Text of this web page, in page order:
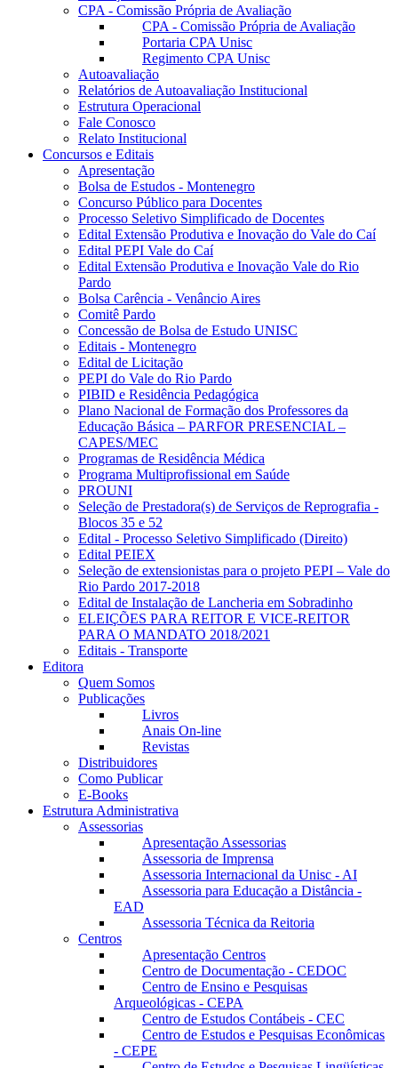
CPA - Comissão Própria de Avaliação
CPA - Comissão Própria de Avaliação
Portaria CPA Unisc
Regimento CPA Unisc
Autoavaliação
Relatórios de Autoavaliação Institucional
Estrutura Operacional
Fale Conosco
Relato Institucional
Concursos e Editais
Apresentação
Bolsa de Estudos - Montenegro
Concurso Público para Docentes
Processo Seletivo Simplificado de Docentes
Edital Extensão Produtiva e Inovação do Vale do Caí
Edital PEPI Vale do Caí
Edital Extensão Produtiva e Inovação Vale do Rio
Pardo
Bolsa Carência - Venâncio Aires
Comitê Pardo
Concessão de Bolsa de Estudo UNISC
Editais - Montenegro
Edital de Licitação
PEPI do Vale do Rio Pardo
PIBID e Residência Pedagógica
Plano Nacional de Formação dos Professores da
Educação Básica – PARFOR PRESENCIAL –
CAPES/MEC
Programas de Residência Médica
Programa Multiprofissional em Saúde
PROUNI
Seleção de Prestadora(s) de Serviços de Reprografia -
Blocos 35 e 52
Edital - Processo Seletivo Simplificado (Direito)
Edital PEIEX
Seleção de extensionistas para o projeto PEPI – Vale do
Rio Pardo 2017-2018
Edital de Instalação de Lancheria em Sobradinho
ELEIÇÕES PARA REITOR E VICE-REITOR
PARA O MANDATO 2018/2021
Editais - Transporte
Editora
Quem Somos
Publicações
Livros
Anais On-line
Revistas
Distribuidores
Como Publicar
E-Books
Estrutura Administrativa
Assessorias
Apresentação Assessorias
Assessoria de Imprensa
Assessoria Internacional da Unisc - AI
Assessoria para Educação a Distância -
EAD
Assessoria Técnica da Reitoria
Centros
Apresentação Centros
Centro de Documentação - CEDOC
Centro de Ensino e Pesquisas
Arqueológicas - CEPA
Centro de Estudos Contábeis - CEC
Centro de Estudos e Pesquisas Econômicas
- CEPE